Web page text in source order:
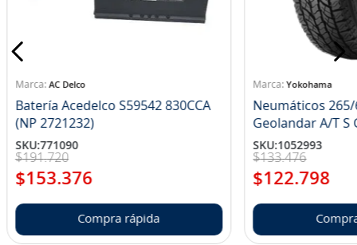
AC Delco
Batería Acedelco S59542 830CCA
(NP 2721232)
SKU:771090
$191.720
$153.376
Compra rápida
Yokohama
Neumáticos 265/
SKU:1052993
$133.476
$122.798